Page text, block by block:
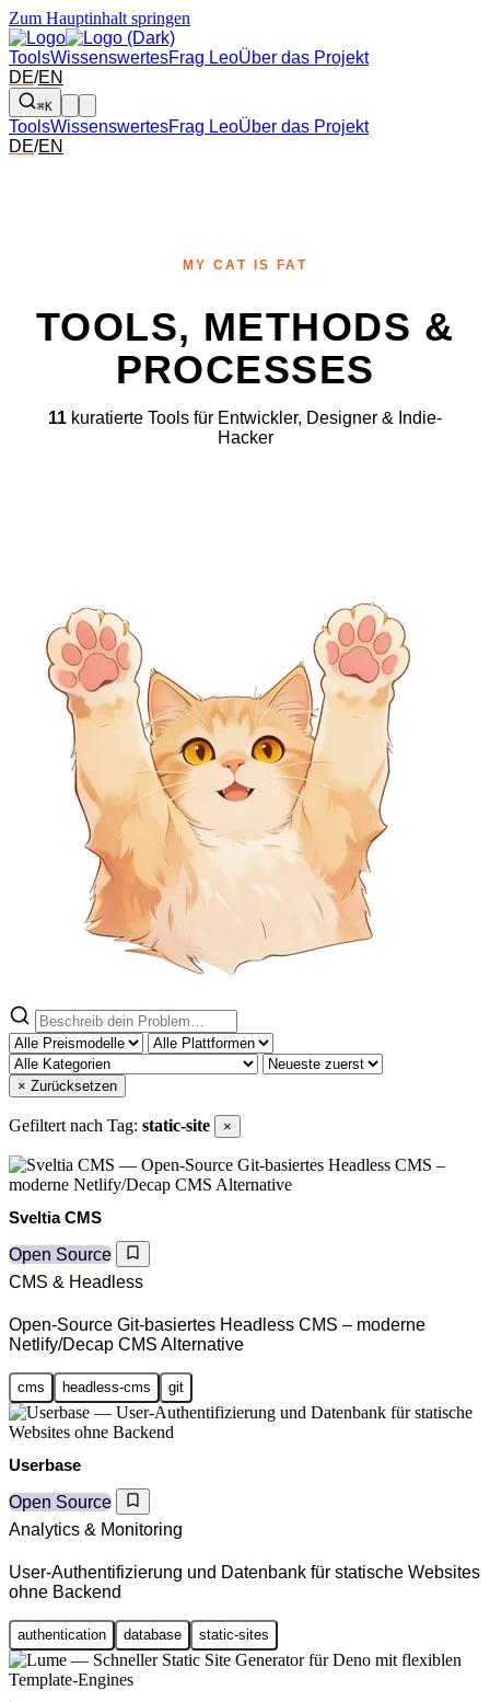
Zum Hauptinhalt springen
ToolsWissenswertesFrag LeoÜber das Projekt
DE/EN
⌘K
ToolsWissenswertesFrag LeoÜber das Projekt
DE/EN
MY CAT IS FAT
TOOLS, METHODS &
PROCESSES
11 kuratierte Tools für Entwickler, Designer & Indie-
Hacker
× Zurücksetzen
Gefiltert nach Tag: static-site ×
Sveltia CMS
Open Source
CMS & Headless
Open-Source Git-basiertes Headless CMS – moderne
Netlify/Decap CMS Alternative
cms headless-cms git
Userbase
Open Source
Analytics & Monitoring
User-Authentifizierung und Datenbank für statische Websites
ohne Backend
authentication database static-sites